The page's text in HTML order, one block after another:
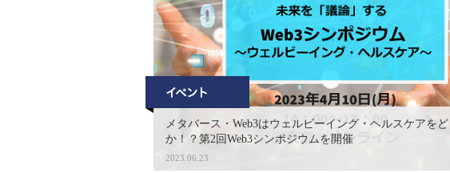
メタバース・Web3はウェルビーイング・ヘルスケアを
か！？第2回Web3シンポジウムを開催
2023.06.23